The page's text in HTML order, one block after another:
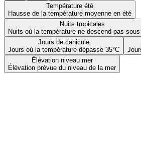
Température été
Hausse de la température moyenne en été
Nuits tropicales
Nuits où la température ne descend pas sous
Jours de canicule
Jours où la température dépasse 35°C
Élévation niveau mer
Élévation prévue du niveau de la mer